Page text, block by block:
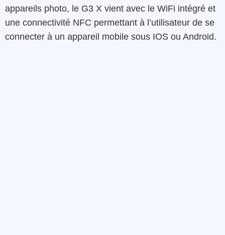
appareils photo, le G3 X vient avec le WiFi intégré et
une connectivité NFC permettant à l’utilisateur de se
connecter à un appareil mobile sous IOS ou Android.